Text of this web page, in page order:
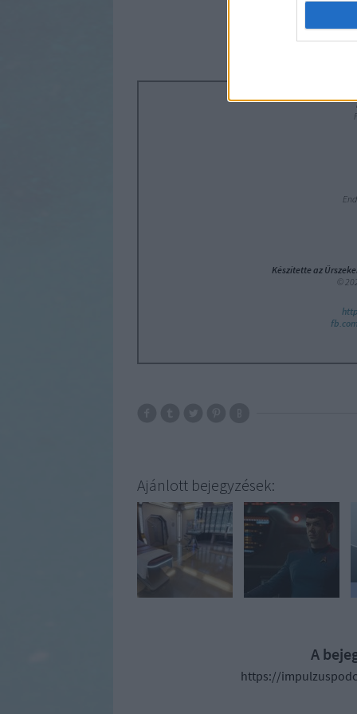
Készítette az
©
Ajánlott bejegyzések:
A
https://